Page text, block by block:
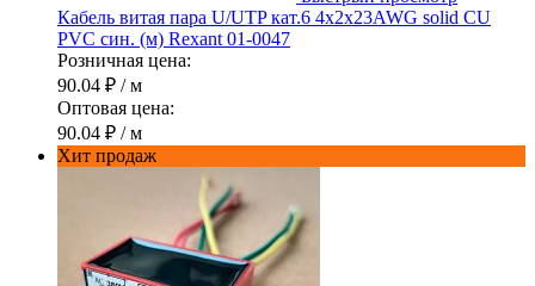
Кабель витая пара U/UTP кат.6 4х2х23AWG solid CU
PVC син. (м) Rexant 01-0047
Розничная цена:
90.04 ₽ / м
Оптовая цена:
90.04 ₽ / м
Хит продаж